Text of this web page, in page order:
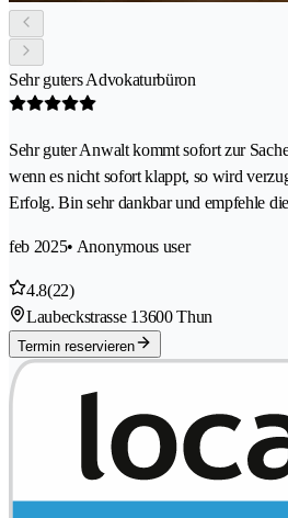
Sehr guters Advokaturbüron
Sehr guter Anwalt kommt sofort zur
wenn es nicht sofort klappt, so wird
Erfolg. Bin sehr dankbar und empfehle
feb 2025• Anonymous user
4.8(22)
Laubeckstrasse 13600 Thun
Termin reservieren